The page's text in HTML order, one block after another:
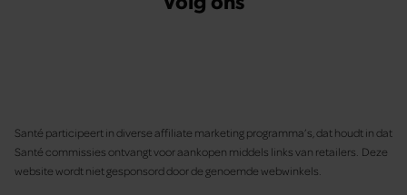
Santé participeert in diverse affiliate marketing programma’s, dat houdt in dat
Santé commissies ontvangt voor aankopen middels links van retailers. Deze
website wordt niet gesponsord door de genoemde webwinkels.